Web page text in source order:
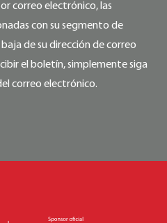
correo electrónico, las
con su segmento de
de su dirección de correo
el boletín, simplemente siga
correo electrónico.